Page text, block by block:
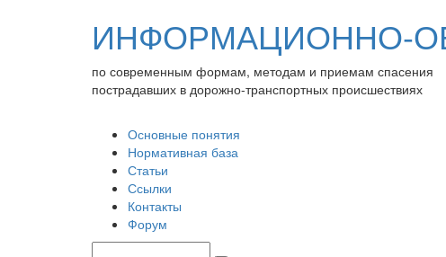
ИНФОРМАЦИОННО-
по современным формам, методам и приемам спасения
пострадавших в дорожно-транспортных происшествиях
Основные понятия
Нормативная база
Статьи
Ссылки
Контакты
Форум